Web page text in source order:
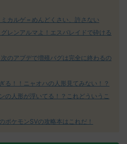
ミカルゲ＝めんどくさい、許さない
グレンアルマよ！エスバレイドで砕ける
次のアプデで増殖バグは完全に終わるの
る！！ニャオハの人形見てみない！？
の人形が浮いてる！？これどういうこ
ポケモンSVの攻略本はこれだ！